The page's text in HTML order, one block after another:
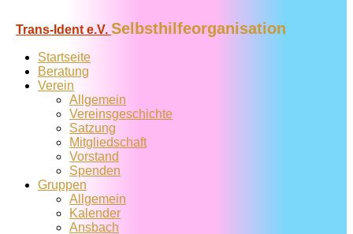
Trans-Ident e.V. Selbsthilfeorganisation
Startseite
Beratung
Verein
Allgemein
Vereins­geschichte
Satzung
Mitglied­schaft
Vorstand
Spenden
Gruppen
Allgemein
Kalender
Ansbach